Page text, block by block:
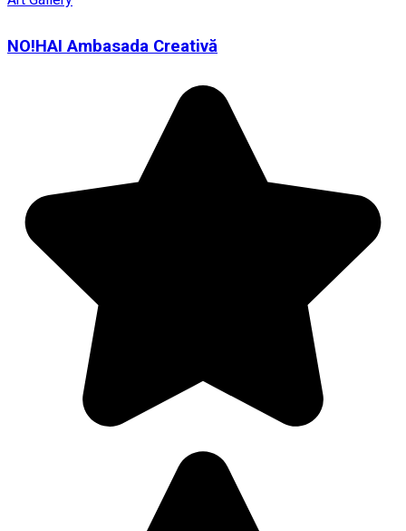
NO!HAI Ambasada Creativă